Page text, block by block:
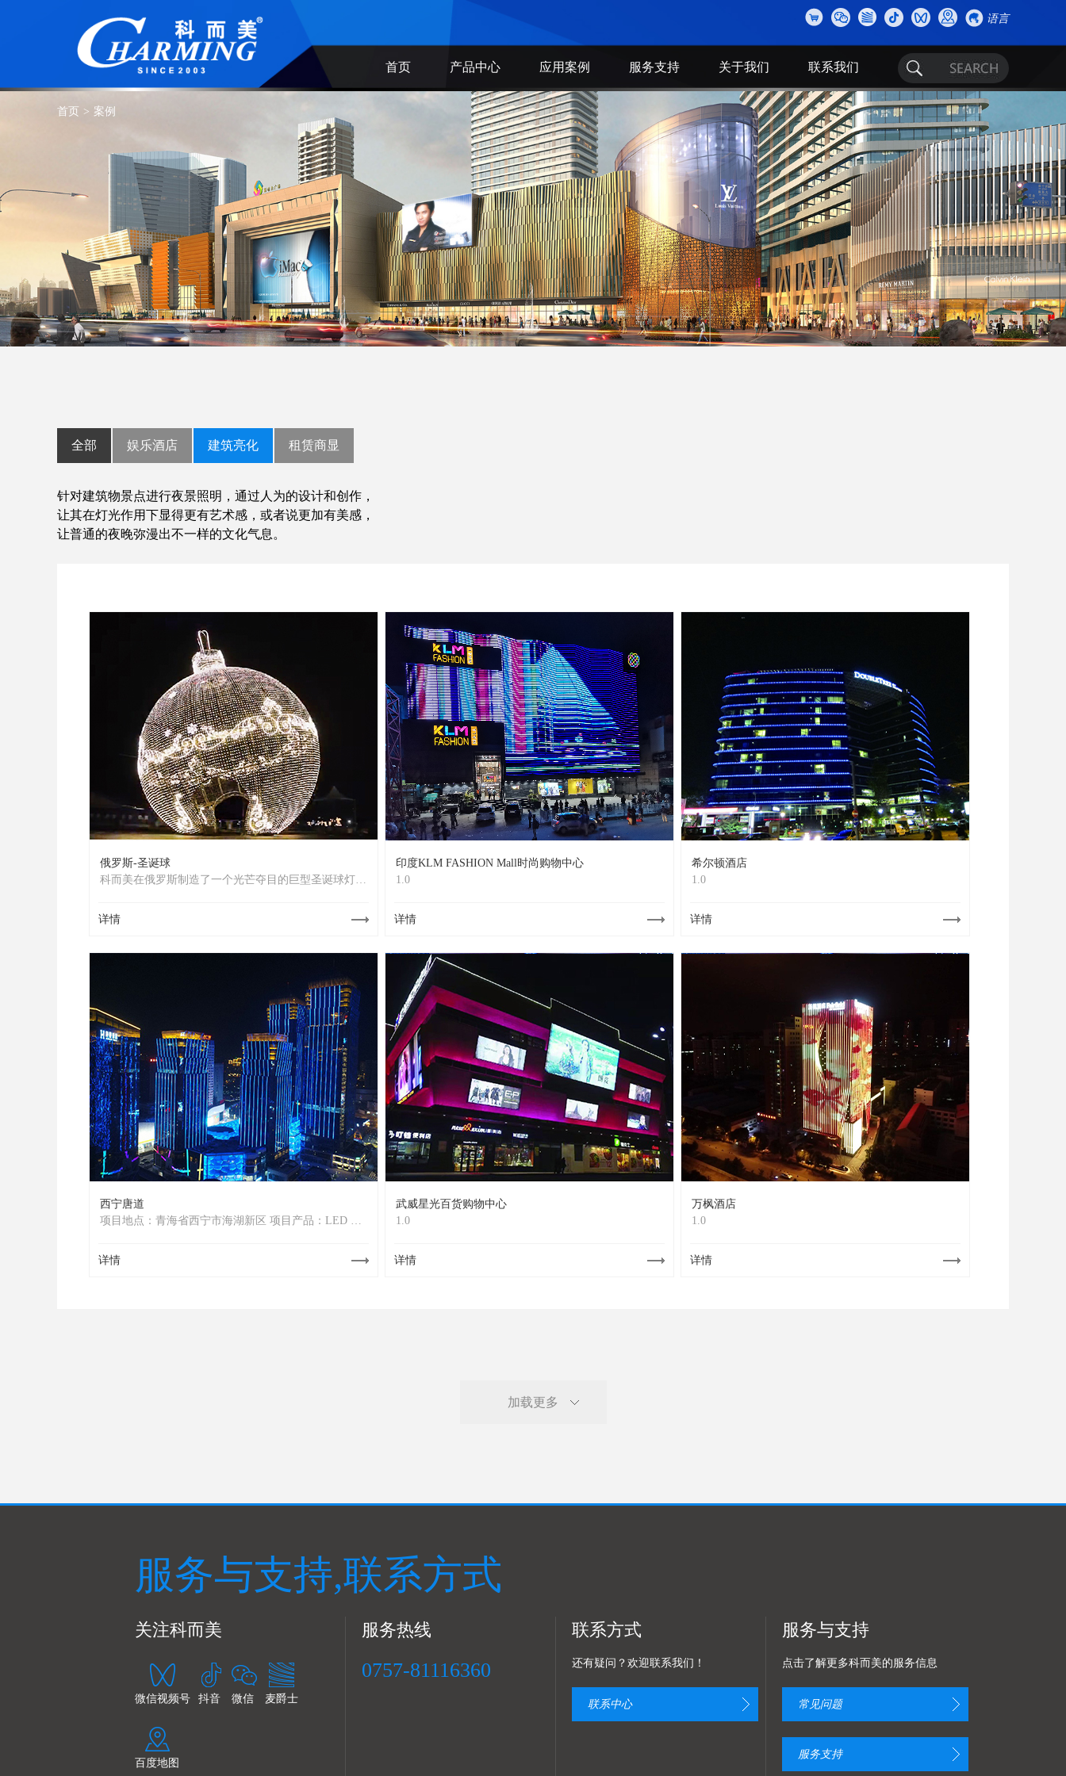
语言
首页 产品中心 应用案例 服务支持 关于我们 联系我们
首页 > 案例
全部 娱乐酒店 建筑亮化 租赁商显
针对建筑物景点进行夜景照明 ，通过人为的设计和创作，
让其在灯光作用下显得更有艺术感，或者说更加有美感，
让普通的夜晚弥漫出不一样的文化气息。
俄罗斯-圣诞球
科而美在俄罗斯制造了一个光芒夺目的巨型圣诞球灯，
仅给当地增添了浓浓的圣诞气氛，还吸引了游客眼球。
详情
印度KLM FASHION Mall时尚购物中心
1.0
详情
希尔顿酒店
1.0
详情
西宁唐道
项目地点：青海省西宁市海湖新区 项目产品：LED 全
详情
武威星光百货购物中心
1.0
详情
万枫酒店
1.0
详情
加载更多
服务与支持,联系方式
关注科而美
微信视频号 抖音 微信 麦爵士
百度地图
服务热线
0757-81116360
联系方式
还有疑问？欢迎联系我们！
联系中心
服务与支持
点击了解更多科而美的服务信息
常见问题
服务支持